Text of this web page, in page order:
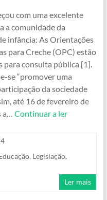
com uma excelente
a comunidade da
infância: As Orientações
para Creche (OPC) estão
para consulta pública [1].
se “promover uma
da sociedade
até 16 de fevereiro de
Continuar a ler
, Legislação,
Ler mais